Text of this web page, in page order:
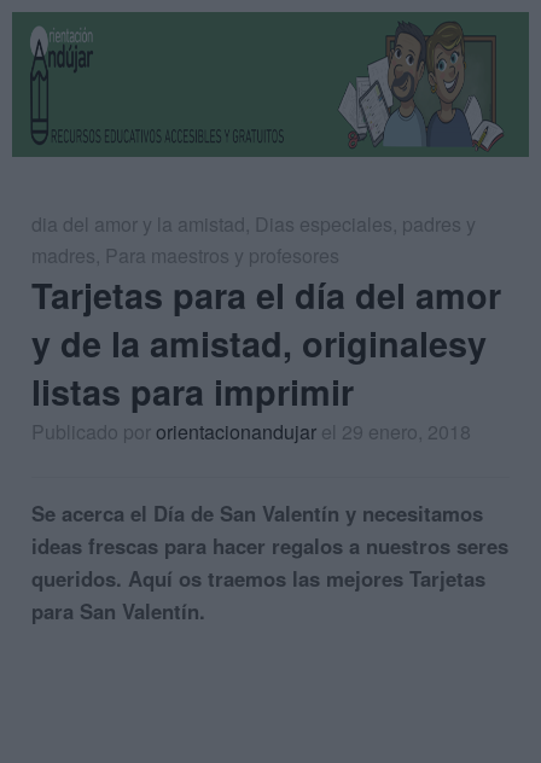
dia del amor y la amistad, Dias especiales, padres y
madres, Para maestros y profesores
Tarjetas para el día del amor
y de la amistad, originalesy
listas para imprimir
Publicado pororientacionandujar el 29 enero, 2018
Se acerca el Día de San Valentín y necesitamos
ideas frescas para hacer regalos a nuestros seres
queridos. Aquí os traemos las mejores Tarjetas
para San Valentín.